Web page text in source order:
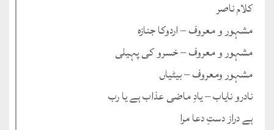
کلام ناصر
مشہور و معروف – اردوکا جنازہ
مشہور و معروف – خسرو کی پہیلی
مشہور ومعروف – بیٹیاں
نادرو نایاب – یادِ ماضی عذاب ہے یا رب
ہے دراز دستِ دعا مرا